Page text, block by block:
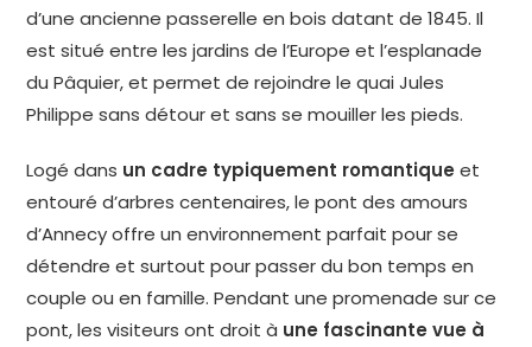
d’une ancienne passerelle en bois datant de 1845. Il
est situé entre les jardins de l’Europe et l’esplanade
du Pâquier, et permet de rejoindre le quai Jules
Philippe sans détour et sans se mouiller les pieds.
Logé dans un cadre typiquement romantique et
entouré d’arbres centenaires, le pont des amours
d’Annecy offre un environnement parfait pour se
détendre et surtout pour passer du bon temps en
couple ou en famille. Pendant une promenade sur ce
pont, les visiteurs ont droit à une fascinante vue à